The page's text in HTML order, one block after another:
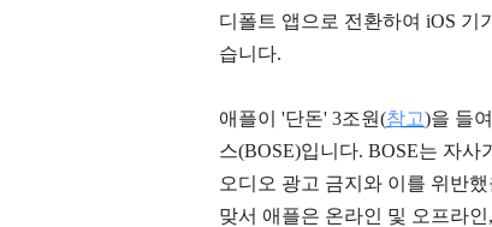
디폴트 앱으로 전환하여 iOS 기
습니다.
애플이 '단돈' 3조원(참고)을 들
스(BOSE)입니다. BOSE는 자
오디오 광고 금지와 이를 위반
맞서 애플은 온라인 및 오프라